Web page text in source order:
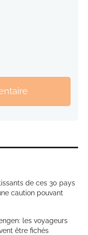
de ces 30 pays
caution pouvant
les voyageurs
être fichés